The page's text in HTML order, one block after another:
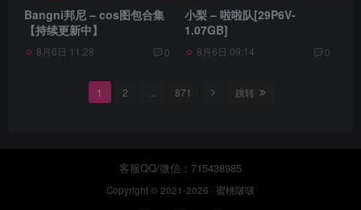
Bangni邦尼 – cos图包合集
【持续更新中】
8月6日 11:28 0
小梨 – 啦啦队[29P6V-
1.07GB]
8月6日 09:14 0
1 2 871 跳转
客服QQ/微信：715438985
Copyright © 2021-2026 · 蜜桃啵啵